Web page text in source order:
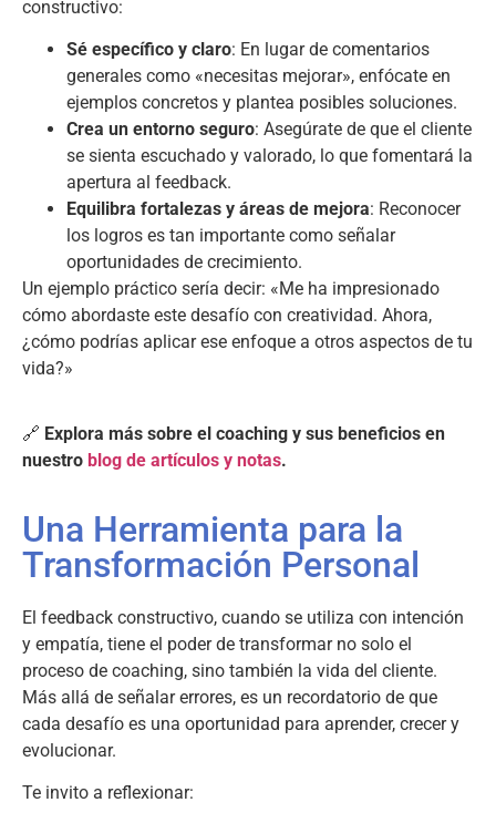
constructivo:
Sé específico y claro: En lugar de comentarios
generales como «necesitas mejorar», enfócate en
ejemplos concretos y plantea posibles soluciones.
Crea un entorno seguro: Asegúrate de que el cliente
se sienta escuchado y valorado, lo que fomentará la
apertura al feedback.
Equilibra fortalezas y áreas de mejora: Reconocer
los logros es tan importante como señalar
oportunidades de crecimiento.
Un ejemplo práctico sería decir: «Me ha impresionado
cómo abordaste este desafío con creatividad. Ahora,
¿cómo podrías aplicar ese enfoque a otros aspectos de tu
vida?»
🔗 Explora más sobre el coaching y sus beneficios en
nuestro blog de artículos y notas.
Una Herramienta para la
Transformación Personal
El feedback constructivo, cuando se utiliza con intención
y empatía, tiene el poder de transformar no solo el
proceso de coaching, sino también la vida del cliente.
Más allá de señalar errores, es un recordatorio de que
cada desafío es una oportunidad para aprender, crecer y
evolucionar.
Te invito a reflexionar: